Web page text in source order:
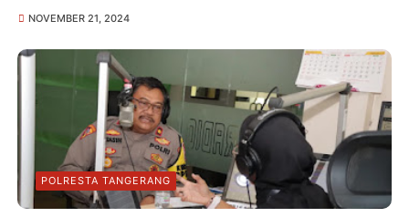
NOVEMBER 21, 2024
POLRESTA TANGERANG